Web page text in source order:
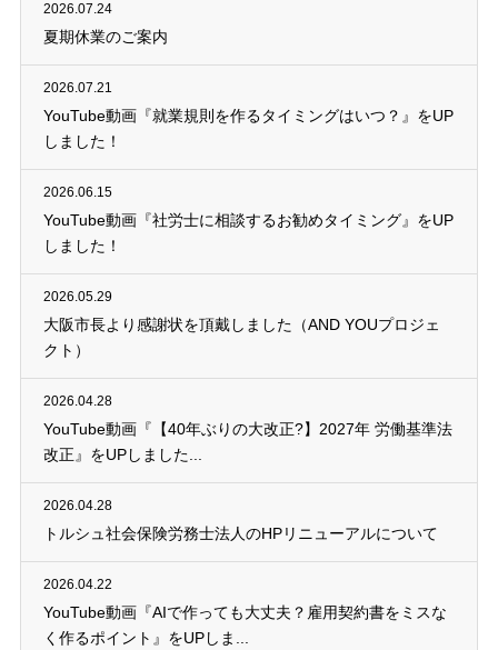
2026.07.24
夏期休業のご案内
2026.07.21
YouTube動画『就業規則を作るタイミングはいつ？』をUP
しました！
2026.06.15
YouTube動画『社労士に相談するお勧めタイミング』をUP
しました！
2026.05.29
大阪市長より感謝状を頂戴しました（AND YOUプロジェ
クト）
2026.04.28
YouTube動画『【40年ぶりの大改正?】2027年 労働基準法
改正』をUPしました...
2026.04.28
トルシュ社会保険労務士法人のHPリニューアルについて
2026.04.22
YouTube動画『AIで作っても大丈夫？雇用契約書をミスな
く作るポイント』をUPしま...